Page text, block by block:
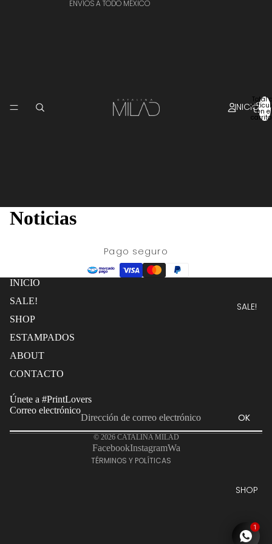
ENVÍOS A TODO MÉXICO
INICIO
SALE!
SHOP
Total
en el
Noticias
Pago seguro
INICIO
SALE!
SHOP
ESTAMPADOS
ABOUT
CONTACTO
Únete a #PrintLovers
Correo electrónico
OK
© 2026 CATALINA MILAD
FacebookInstagramWa
TÉRMINOS Y POLÍTICAS
Política de reembolso
Términos del servicio
Política de envío
Información de contacto
1